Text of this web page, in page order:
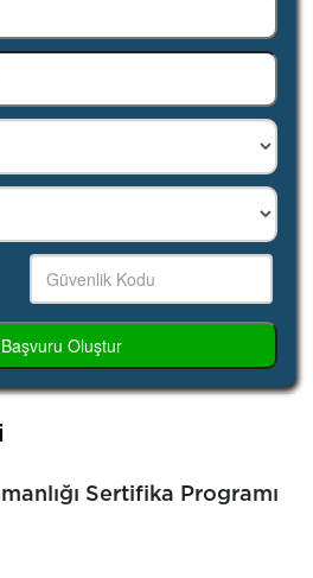
Oluştur
Sertifika Programı